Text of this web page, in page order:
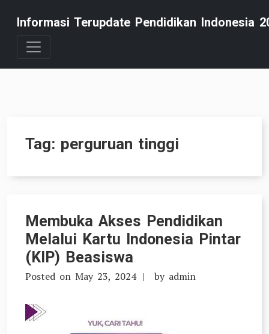
content
Informasi Terupdate Pendidikan Indonesia
Tag: perguruan tinggi
Membuka Akses Pendidikan
Melalui Kartu Indonesia Pintar
(KIP) Beasiswa
Posted on May 23, 2024 by admin